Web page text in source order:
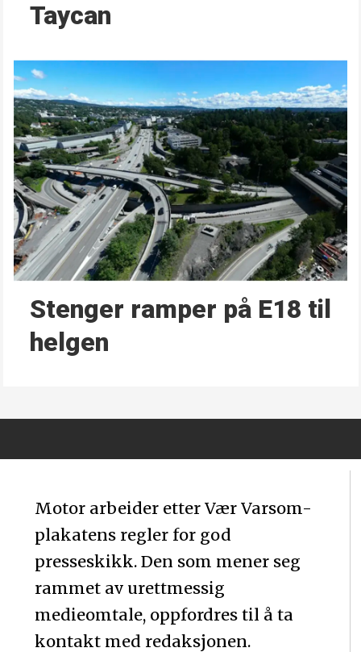
Taycan
Stenger ramper på E18 til
helgen
Motor arbeider etter Vær Varsom-
plakatens regler for god
presseskikk. Den som mener seg
rammet av urettmessig
medieomtale, oppfordres til å ta
kontakt med redaksjonen.